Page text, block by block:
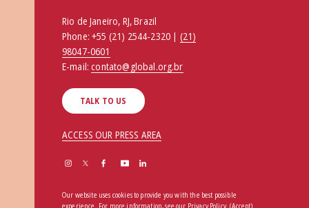
Rio de Janeiro, RJ, Brazil
Phone:+55 (21) 2544-2320 | (21)
98047-0601
E-mail:contato@global.org.br
TALK TO US
ACCESS OUR PRESS AREA
Our website uses cookies to provide you with the best possible
experience. For more information, see our Privacy Policy.(Accept)